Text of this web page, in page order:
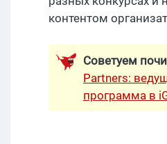
контентом
Советуем
Partners:
программа в